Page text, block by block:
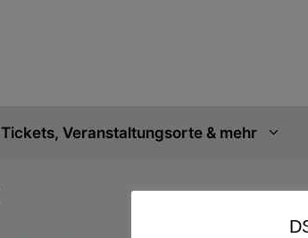
Tickets, Veranstaltungsorte & mehr